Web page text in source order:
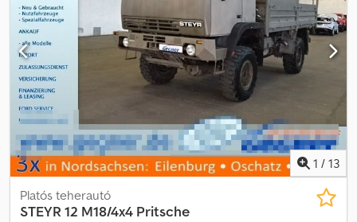
REIMO ülés-/ágy paddal, állófűtéssel és gáztűzhellyel Átalakítás
Abenteuertechnik-től GFK felnyitható
tetővel/alvótetővel/megnyitható tetővel, amely tartalmaz 2 oldalsó
ablakot, szigetelést, ágybetétet matraccal --- A tévedések és a
köztes értékesítés jogát fenntartjuk. Csdpfx Aajqd T N Ej Dsha
1 / 13
Platós teherautó
STEYR 12 M18/4x4 Pritsche